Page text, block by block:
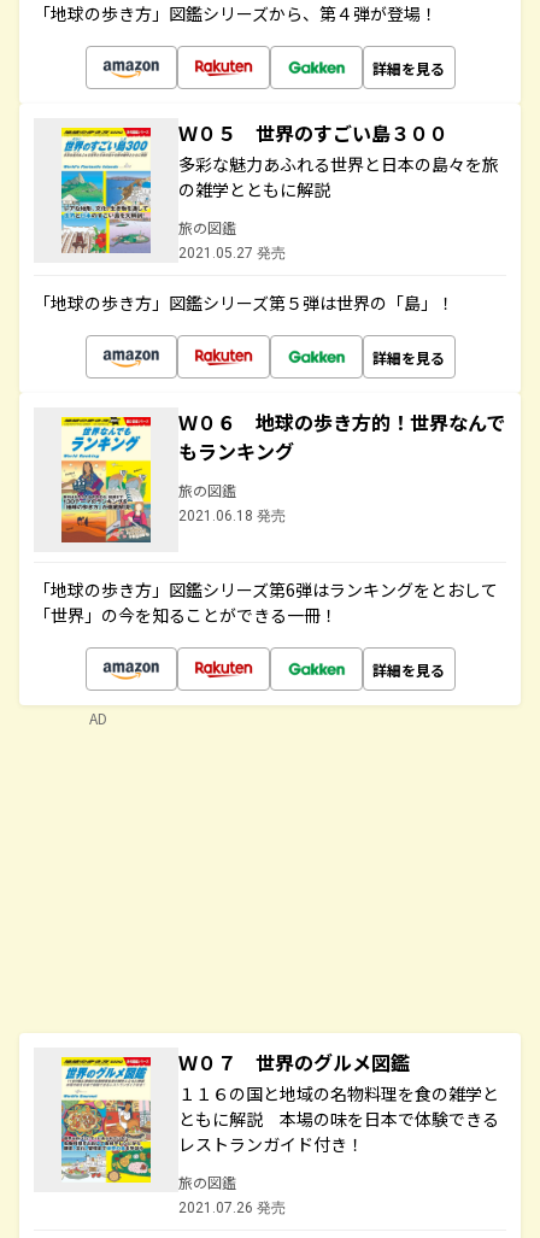
「地球の歩き方」図鑑シリーズから、第４弾が登場！
詳細を見る
Ｗ０５ 世界のすごい島３００
多彩な魅力あふれる世界と日本の島々を旅
の雑学とともに解説
旅の図鑑
2021.05.27 発売
「地球の歩き方」図鑑シリーズ第５弾は世界の「島」！
詳細を見る
Ｗ０６ 地球の歩き方的！世界なんで
もランキング
旅の図鑑
2021.06.18 発売
「地球の歩き方」図鑑シリーズ第6弾はランキングをとおして
「世界」の今を知ることができる一冊！
詳細を見る
Ｗ０７ 世界のグルメ図鑑
１１６の国と地域の名物料理を食の雑学と
ともに解説 本場の味を日本で体験できる
レストランガイド付き！
旅の図鑑
2021.07.26 発売
AD